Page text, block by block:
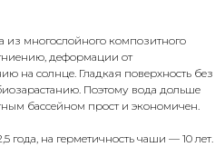
многослойного композитного
деформации от
на солнце. Гладкая поверхность без
Поэтому вода дольше
бассейном прост и экономичен.
года, на герметичность чаши — 10 лет.